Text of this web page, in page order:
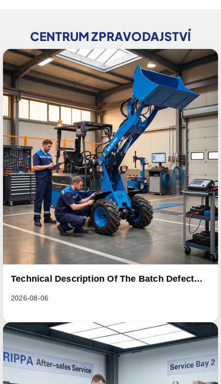
CENTRUM ZPRAVODAJSTVÍ
Technical Description Of The Batch Defect
2026-08-06